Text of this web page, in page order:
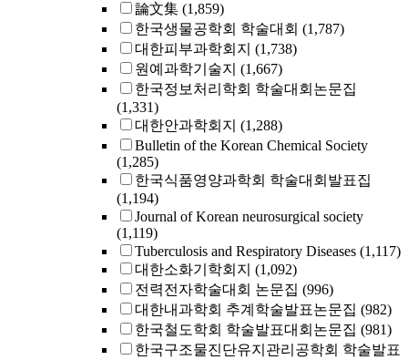
論文集 (1,859)
한국생물공학회 학술대회 (1,787)
대한피부과학회지 (1,738)
원예과학기술지 (1,667)
한국정보처리학회 학술대회논문집
(1,331)
대한안과학회지 (1,288)
Bulletin of the Korean Chemical Society
(1,285)
한국식품영양과학회 학술대회발표집
(1,194)
Journal of Korean neurosurgical society
(1,119)
Tuberculosis and Respiratory Diseases (1,117)
대한소화기학회지 (1,092)
전력전자학술대회 논문집 (996)
대한내과학회 추계학술발표논문집 (982)
한국철도학회 학술발표대회논문집 (981)
한국구조물진단유지관리공학회 학술발표